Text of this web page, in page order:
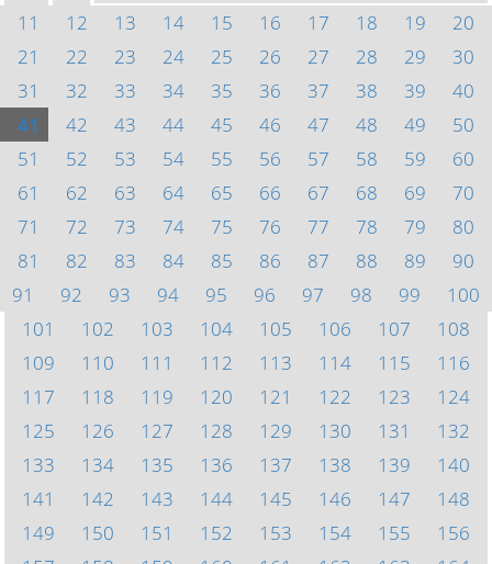
11
12 13 14 15 16 17 18 19
20
21
22 23 24 25 26 27 28 29
30
31
32 33 34 35 36 37 38 39
40
41
42 43 44 45 46 47 48 49
50
51
52 53 54 55 56 57 58 59
60
61
62 63 64 65 66 67 68 69
70
71
72 73 74 75 76 77 78 79
80
81
82 83 84 85 86 87 88 89
90
91
92 93 94 95 96 97 98 99
100
101
102 103 104 105 106 107
108
109
110 111 112 113 114 115
116
117
118 119 120 121 122 123
124
125
126 127 128 129 130 131
132
133
134 135 136 137 138 139
140
141
142 143 144 145 146 147
148
149
150 151 152 153 154 155
156